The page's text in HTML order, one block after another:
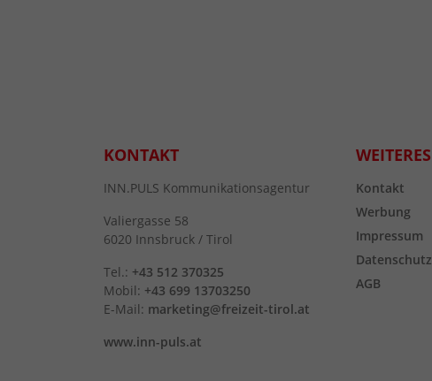
KONTAKT
INN.PULS Kommunikationsagentur
Valiergasse 58
6020 Innsbruck / Tirol
Tel.: +43 512 370325
Mobil: +43 699 13703250
E-Mail: marketing@freizeit-tirol.at
www.inn-puls.at
WEITERES
Kontakt
Werbung
Impressum
Datenschutz
AGB